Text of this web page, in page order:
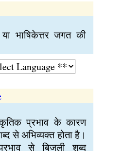
भाषिकेत्तर जगत की
प्रभाव के कारण
से अभिव्यक्त होता है।
से बिजली शब्द